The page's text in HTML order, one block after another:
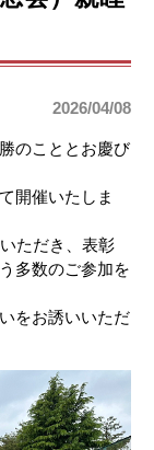
2026/04/08
のこととお慶び
開催いたしま
ただき、表彰
多数のご参加を
をお誘いいただ